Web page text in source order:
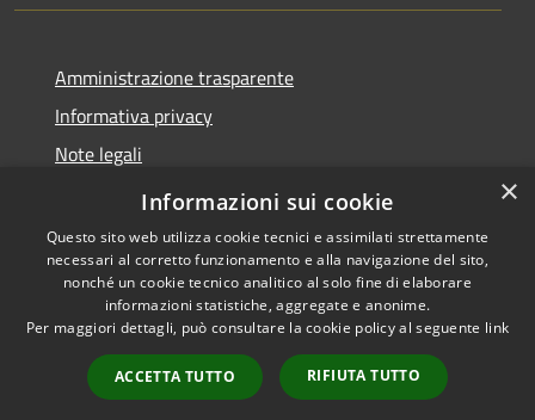
Amministrazione trasparente
Informativa privacy
Note legali
Dichiarazione di accessibilità
Accessibilità
Copyright © 2026 • Comune di
Brusciano • Powered by
Municipium•
Accesso
redazione
×
Informazioni sui cookie
Questo sito web utilizza cookie tecnici e assimilati strettamente
necessari al corretto funzionamento e alla navigazione del sito,
nonché un cookie tecnico analitico al solo fine di elaborare
informazioni statistiche, aggregate e anonime.
Per maggiori dettagli, può consultare la cookie policy al seguente link
ACCETTA TUTTO RIFIUTA TUTTO